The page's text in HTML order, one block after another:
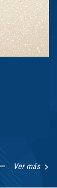
Ver más